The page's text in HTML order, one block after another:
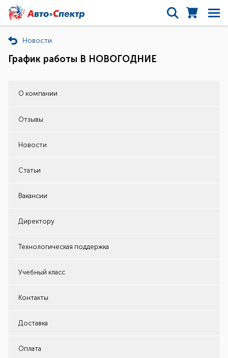
Новости
График работы В НОВОГОДНИЕ
О компании
Отзывы
Новости
Статьи
Вакансии
Директору
Технологическая поддержка
Учебный класс
Контакты
Доставка
Оплата